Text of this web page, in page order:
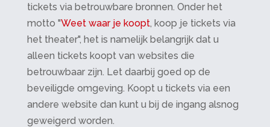
tickets via betrouwbare bronnen. Onder het
motto "Weet waar je koopt, koop je tickets via
het theater", het is namelijk belangrijk dat u
alleen tickets koopt van websites die
betrouwbaar zijn. Let daarbij goed op de
beveiligde omgeving. Koopt u tickets via een
andere website dan kunt u bij de ingang alsnog
geweigerd worden.